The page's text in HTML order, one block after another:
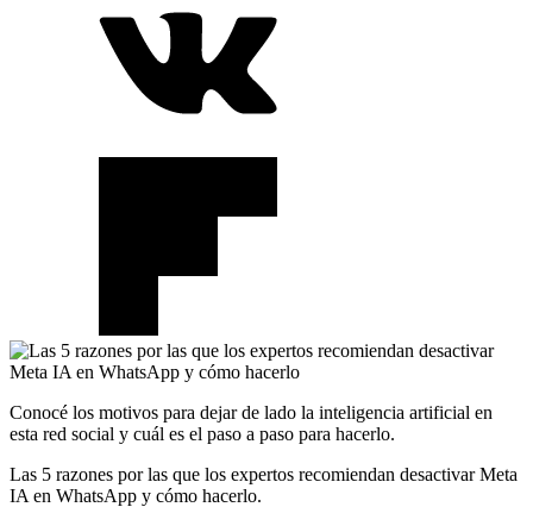
Conocé los motivos para dejar de lado la inteligencia artificial en
esta red social y cuál es el paso a paso para hacerlo.
Las 5 razones por las que los expertos recomiendan desactivar Meta
IA en WhatsApp y cómo hacerlo.